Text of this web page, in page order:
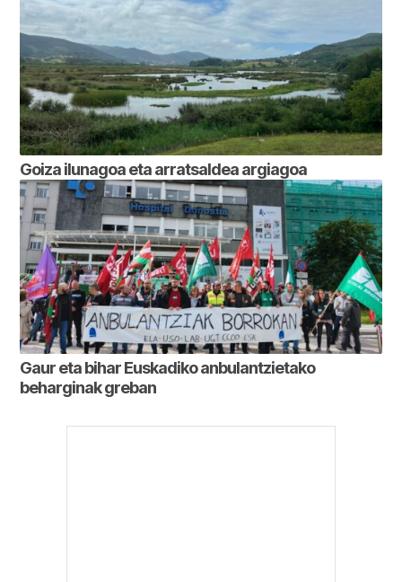
Goiza ilunagoa eta arratsaldea argiagoa
Gaur eta bihar Euskadiko anbulantzietako
beharginak greban